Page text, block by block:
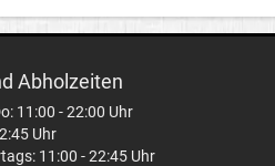
Abholzeiten
11:00 - 22:00 Uhr
Uhr
11:00 - 22:45 Uhr